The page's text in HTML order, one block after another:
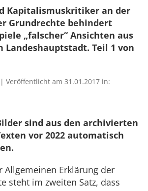
Kapitalismuskritiker an der
Grundrechte behindert
„falscher“ Ansichten aus
Landeshauptstadt. Teil 1 von
| Veröffentlicht am 31.01.2017 in:
sind aus den archivierten
vor 2022 automatisch
Allgemeinen Erklärung der
steht im zweiten Satz, dass